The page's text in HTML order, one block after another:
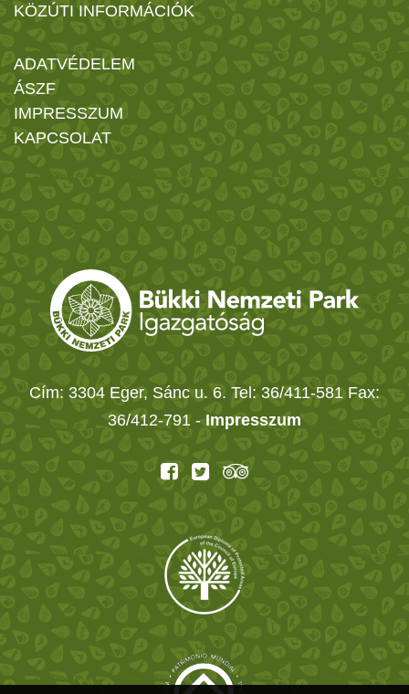
KÖZÚTI INFORMÁCIÓK
ADATVÉDELEM
ÁSZF
IMPRESSZUM
KAPCSOLAT
Cím: 3304 Eger, Sánc u. 6. Tel: 36/411-581 Fax:
36/412-791 - Impresszum